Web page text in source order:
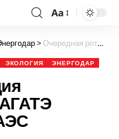
Aa
> Очередная ротация наблюдателей МАГАТЭ состоялась на ЗАЭС
ЭКОЛОГИЯ ЭНЕРГОДАР